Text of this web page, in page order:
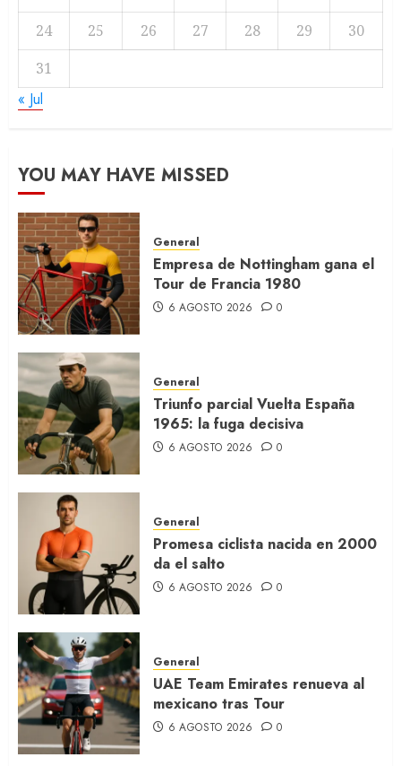
24
25 26 27 28 29
30
31
« Jul
YOU MAY HAVE MISSED
General
Empresa de Nottingham gana el
Tour de Francia 1980
6 AGOSTO 2026 0
General
Triunfo parcial Vuelta España
1965: la fuga decisiva
6 AGOSTO 2026 0
General
Promesa ciclista nacida en 2000
da el salto
6 AGOSTO 2026 0
General
UAE Team Emirates renueva al
mexicano tras Tour
6 AGOSTO 2026 0